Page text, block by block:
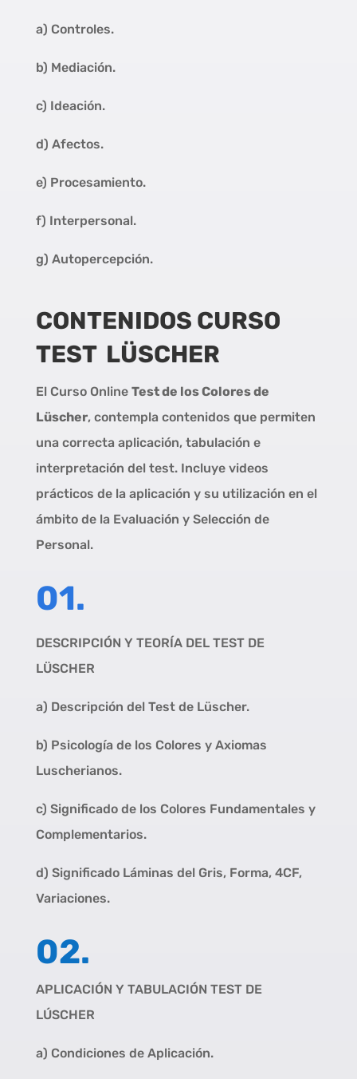
a) Controles.
b) Mediación.
c) Ideación.
d) Afectos.
e) Procesamiento.
f) Interpersonal.
g) Autopercepción.
CONTENIDOS CURSO
TEST LÜSCHER
El Curso Online Test de los Colores de
Lüscher, contempla contenidos que permiten
una correcta aplicación, tabulación e
interpretación del test. Incluye videos
prácticos de la aplicación y su utilización en el
ámbito de la Evaluación y Selección de
Personal.
01.
DESCRIPCIÓN Y TEORÍA DEL TEST DE
LÜSCHER
a) Descripción del Test de Lüscher.
b) Psicología de los Colores y Axiomas
Luscherianos.
c) Significado de los Colores Fundamentales y
Complementarios.
d) Significado Láminas del Gris, Forma, 4CF,
Variaciones.
02.
APLICACIÓN Y TABULACIÓN TEST DE
LÚSCHER
a) Condiciones de Aplicación.